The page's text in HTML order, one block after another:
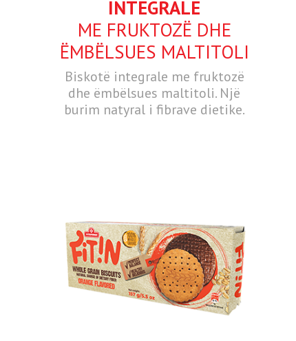
INTEGRALE
ME FRUKTOZË DHE
ËMBËLSUES MALTITOLI
Biskotë integrale me fruktozë
dhe ëmbëlsues maltitoli. Një
burim natyral i fibrave dietike.